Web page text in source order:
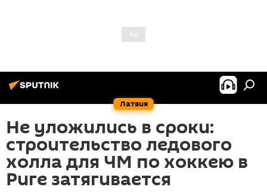
Латвия
Не уложились в сроки:
строительство ледового
холла для ЧМ по хоккею в
Риге затягивается